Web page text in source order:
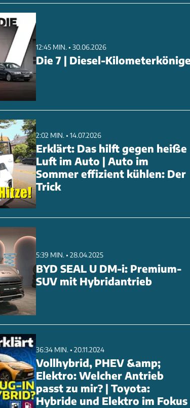
12:45 MIN. • 30.06.2026
Die 7 | Diesel-
2:02 MIN. • 14.07.2026
Erklärt: Das hilft gegen heiße
Luft im Auto | Auto im
Sommer effizient kühlen: Der
Trick
5:39 MIN. • 28.04.2025
BYD SEAL U DM-i: Premium-
SUV mit Hybridantrieb
36:34 MIN. • 20.11.2024
Vollhybrid, PHEV &amp;
Elektro: Welcher Antrieb
passt zu mir? | Toyota:
Hybride und Elektro im Fokus